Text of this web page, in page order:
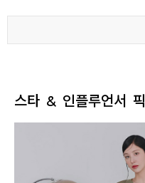
스타 & 인플루언서 픽